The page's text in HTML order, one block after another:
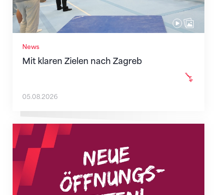
News
Mit klaren Zielen nach Zagreb
05.08.2026
Neue Empfangszeiten ab 1. August 2026